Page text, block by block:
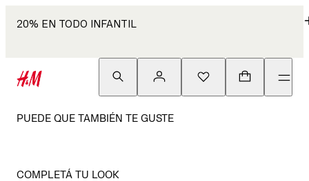
20% EN TODO INFANTIL
PUEDE QUE TAMBIÉN TE GUSTE
COMPLETÁ TU LOOK